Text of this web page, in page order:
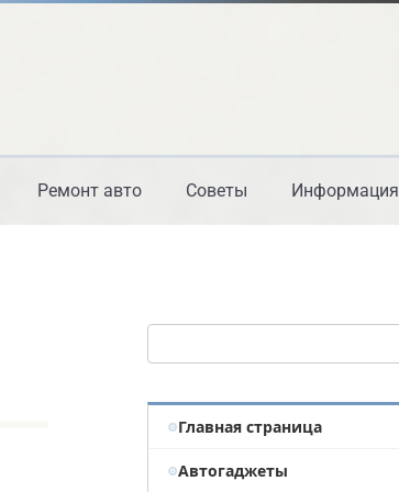
Ремонт авто Советы Информация
Главная страница
Автогаджеты